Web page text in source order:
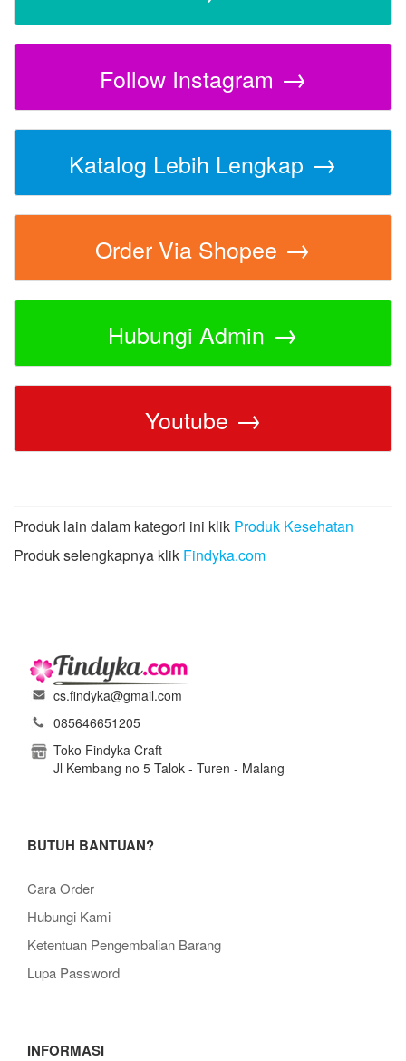
Follow Instagram →
Katalog Lebih Lengkap →
Order Via Shopee →
Hubungi Admin →
Youtube →
Produk lain dalam kategori ini klik Produk Kesehatan
Produk selengkapnya klik Findyka.com
cs.findyka@gmail.com
085646651205
Toko Findyka Craft
Jl Kembang no 5 Talok - Turen - Malang
BUTUH BANTUAN?
Cara Order
Hubungi Kami
Ketentuan Pengembalian Barang
Lupa Password
INFORMASI